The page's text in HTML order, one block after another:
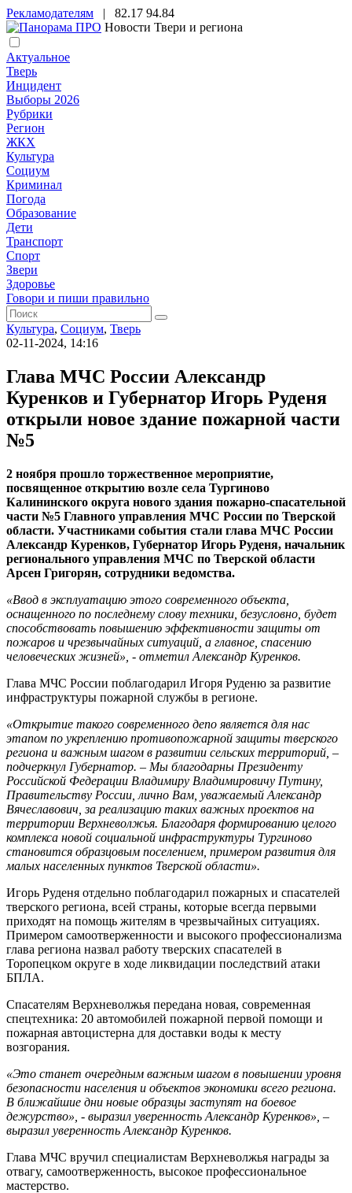
Рекламодателям | 82.17 94.84
Новости Твери и региона
Актуальное
Тверь
Инцидент
Выборы 2026
Рубрики
Регион
ЖКХ
Культура
Социум
Криминал
Погода
Образование
Дети
Транспорт
Спорт
Звери
Здоровье
Говори и пиши правильно
Культура, Социум, Тверь
02-11-2024, 14:16
Глава МЧС России Александр
Куренков и Губернатор Игорь Руденя
открыли новое здание пожарной части
№5
2 ноября прошло торжественное мероприятие,
посвященное открытию возле села Тургиново
Калининского округа нового здания пожарно-спасательной
части №5 Главного управления МЧС России по Тверской
области. Участниками события стали глава МЧС России
Александр Куренков, Губернатор Игорь Руденя, начальник
регионального управления МЧС по Тверской области
Арсен Григорян, сотрудники ведомства.
«Ввод в эксплуатацию этого современного объекта,
оснащенного по последнему слову техники, безусловно, будет
способствовать повышению эффективности защиты от
пожаров и чрезвычайных ситуаций, а главное, спасению
человеческих жизней», - отметил Александр Куренков.
Глава МЧС России поблагодарил Игоря Руденю за развитие
инфраструктуры пожарной службы в регионе.
«Открытие такого современного депо является для нас
этапом по укреплению противопожарной защиты тверского
региона и важным шагом в развитии сельских территорий, –
подчеркнул Губернатор. – Мы благодарны Президенту
Российской Федерации Владимиру Владимировичу Путину,
Правительству России, лично Вам, уважаемый Александр
Вячеславович, за реализацию таких важных проектов на
территории Верхневолжья. Благодаря формированию целого
комплекса новой социальной инфраструктуры Тургиново
становится образцовым поселением, примером развития для
малых населенных пунктов Тверской области».
Игорь Руденя отдельно поблагодарил пожарных и спасателей
тверского региона, всей страны, которые всегда первыми
приходят на помощь жителям в чрезвычайных ситуациях.
Примером самоотверженности и высокого профессионализма
глава региона назвал работу тверских спасателей в
Торопецком округе в ходе ликвидации последствий атаки
БПЛА.
Спасателям Верхневолжья передана новая, современная
спецтехника: 20 автомобилей пожарной первой помощи и
пожарная автоцистерна для доставки воды к месту
возгорания.
«Это станет очередным важным шагом в повышении уровня
безопасности населения и объектов экономики всего региона.
В ближайшие дни новые образцы заступят на боевое
дежурство», - выразил уверенность Александр Куренков», –
выразил уверенность Александр Куренков.
Глава МЧС вручил специалистам Верхневолжья награды за
отвагу, самоотверженность, высокое профессиональное
мастерство.